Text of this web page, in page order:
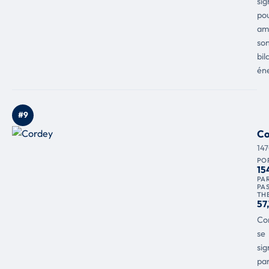
#9
se